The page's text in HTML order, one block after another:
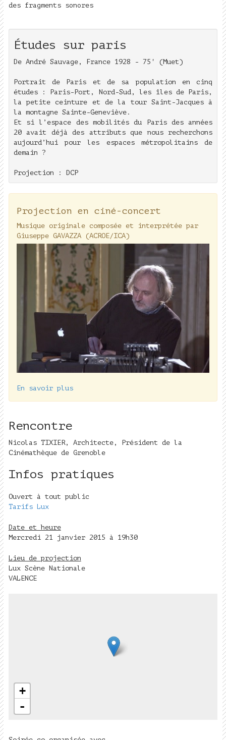
des fragments sonores
Études sur paris
De André Sauvage, France 1928 - 75' (Muet)
Portrait de Paris et de sa population en cinq
études : Paris-Port, Nord-Sud, les îles de Paris,
la petite ceinture et de la tour Saint-Jacques à
la montagne Sainte-Geneviève.
Et si l’espace des mobilités du Paris des années
20 avait déjà des attributs que nous recherchons
aujourd’hui pour les espaces métropolitains de
demain ?
Projection : DCP
Projection en ciné-concert
Musique originale composée et interprétée par
Giuseppe GAVAZZA (ACROE/ICA)
En savoir plus
Rencontre
Nicolas TIXIER, Architecte, Président de la
Cinémathèque de Grenoble
Infos pratiques
Ouvert à tout public
Tarifs Lux
Date et heure
Mercredi 21 janvier 2015 à 19h30
Lieu de projection
Lux Scène Nationale
VALENCE
+
-